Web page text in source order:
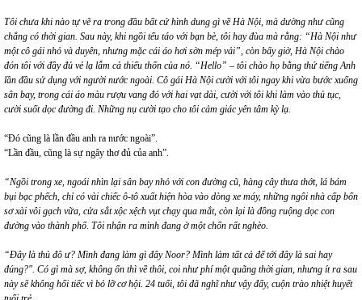
Tôi chưa khi nào tự vẽ ra trong đầu bất cứ hình dung gì về Hà Nội, mà dường như cũng
chẳng có thời gian. Sau này, khi ngồi tếu táo với bạn bè, tôi hay đùa mà rằng: “Hà Nội như
một cô gái nhỏ và duyên, nhưng mặc cái áo hơi sờn mép vải”, còn bấy giờ, Hà Nội chào
đón tôi với đầy đủ vẻ lạ lẫm cả thiếu thốn của nó. “Hello” – tôi chào họ bằng thứ tiếng Anh
lần đầu sử dụng với người nước ngoài. Cô gái Hà Nội cười với tôi ngay khi vừa bước xuống
sân bay, trong cái áo màu rượu vang đỏ với hai vạt dài, cười với tôi khi làm vào thủ tục,
cười suốt dọc đường đi. Những nụ cười tạo cho tôi cảm giác yên tâm kỳ lạ.
“Đó cũng là lần đầu anh ra nước ngoài”.
“Lần đầu, cũng là sự ngây thơ đủ của anh”.
“Ngồi trong xe, ngoái nhìn lại sân bay nhỏ với con đường cũ, hàng cây thưa thớt, lá bám
bụi bạc phếch, chỉ có vài chiếc ô-tô xuất hiện hòa vào dòng xe máy, những ngôi nhà cấp bốn
sơ xài vôi gạch vữa, cửa sắt xộc xệch vụt chạy qua mắt, còn lại là đồng ruộng dọc con
đường vào thành phố. Tôi nhận ra mình đang ở một chốn rất nghèo.
“Đây là thủ đô ư? Mình đang làm gì đây Noor? Mình làm tất cả để tới đây là sai hay
đúng?". Có gì mà sợ, không ổn thì về thôi, coi như phí một quãng thời gian, nhưng ít ra sau
này sẽ không hối tiếc vì bỏ lỡ cơ hội. 24 tuổi, tôi đã nghĩ như vậy đấy, cuộn trào nhiệt huyết